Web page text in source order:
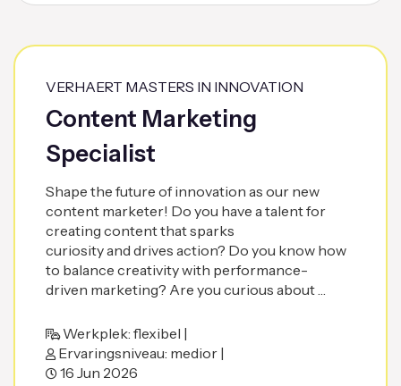
VERHAERT MASTERS IN INNOVATION
Content Marketing
Specialist
Shape the future of innovation as our new
content marketer! Do you have a talent for
creating content that sparks
curiosity and drives action? Do you know how
to balance creativity with performance-
driven marketing? Are you curious about …
Werkplek: flexibel |
Ervaringsniveau: medior |
16 Jun 2026